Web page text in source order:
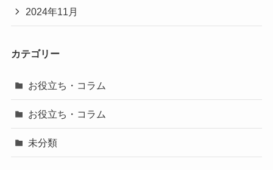
2024年11月
カテゴリー
お役立ち・コラム
お役立ち・コラム
未分類